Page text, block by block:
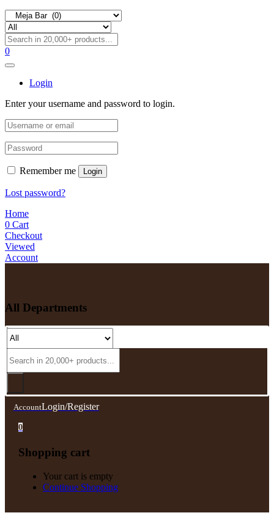
0
Login
Enter your username and password to login.
Remember me Login
Lost password?
Home
0 Cart
Checkout
Viewed
Account
All Departments
AccountLogin/Register
0
Shopping cart
Your cart is empty
Continue Shopping